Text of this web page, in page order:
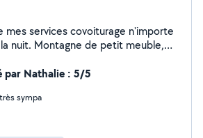
par Nathalie : 5/5
sympa